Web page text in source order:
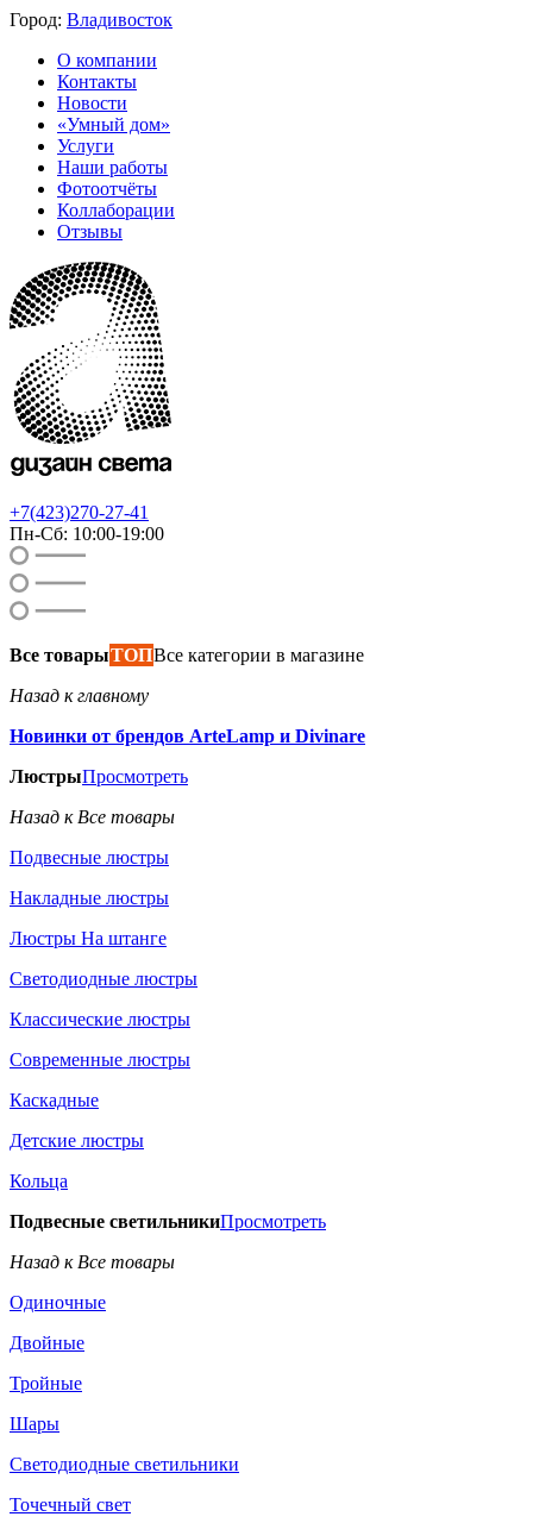
Город: Владивосток
О компании
Контакты
Новости
«Умный дом»
Услуги
Наши работы
Фотоотчёты
Коллаборации
Отзывы
+7(423)270-27-41
Пн-Сб: 10:00-19:00
Все товарыТОПВсе категории в магазине
Назад к главному
Новинки от брендов ArteLamp и Divinare
ЛюстрыПросмотреть
Назад к Все товары
Подвесные люстры
Накладные люстры
Люстры На штанге
Светодиодные люстры
Классические люстры
Современные люстры
Каскадные
Детские люстры
Кольца
Подвесные светильникиПросмотреть
Назад к Все товары
Одиночные
Двойные
Тройные
Шары
Светодиодные светильники
Точечный свет